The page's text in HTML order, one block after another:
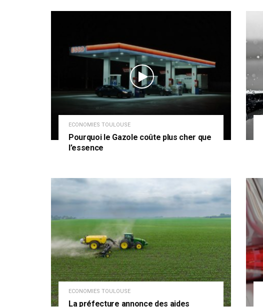
ECONOMIES TOULOUSE
Pourquoi le Gazole coûte plus cher que
l’essence
ECONOMIES TOULOUSE
La préfecture annonce des aides